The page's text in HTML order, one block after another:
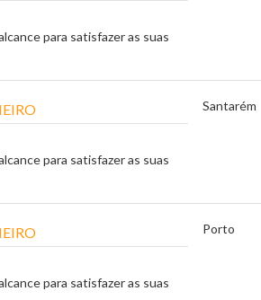
para satisfazer as suas
para satisfazer as suas
Santarém
para satisfazer as suas
Porto